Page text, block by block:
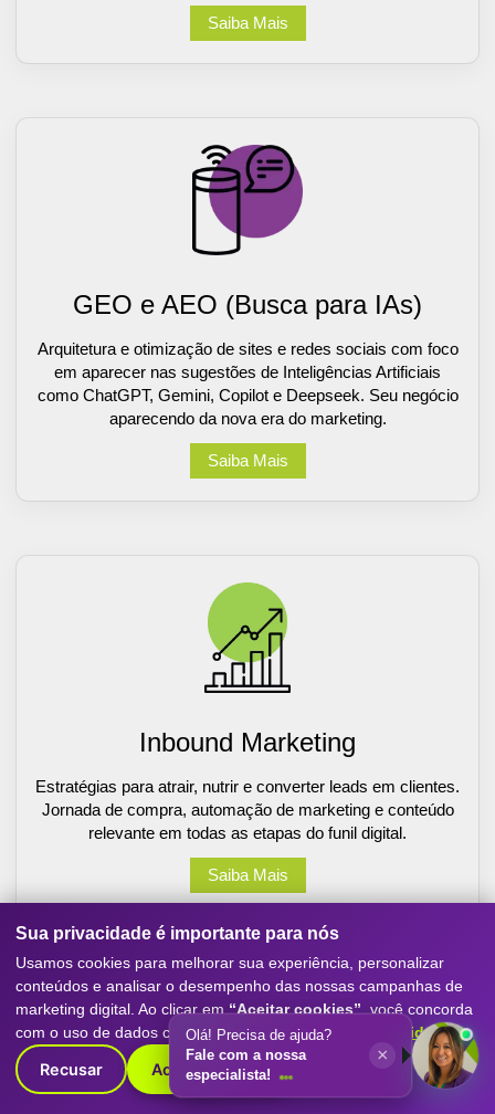
Saiba Mais
GEO e AEO (Busca para IAs)
Arquitetura e otimização de sites e redes sociais com foco
em aparecer nas sugestões de Inteligências Artificiais
como ChatGPT, Gemini, Copilot e Deepseek. Seu negócio
aparecendo da nova era do marketing.
Saiba Mais
Inbound Marketing
Estratégias para atrair, nutrir e converter leads em clientes.
Jornada de compra, automação de marketing e conteúdo
relevante em todas as etapas do funil digital.
Saiba Mais
Sua privacidade é importante para nós
Usamos cookies para melhorar sua experiência, personalizar
conteúdos e analisar o desempenho das nossas campanhas de
marketing digital. Ao clicar em “Aceitar cookies” , você concorda
com o uso de dados conforme nossaPolítica de Privacidade.
Recusar Aceitar cookies
Olá! Precisa de ajuda?
Fale com a nossa
especialista!
×